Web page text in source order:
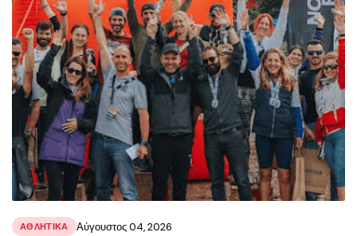
ΑΘΛΗΤΙΚΑ Αύγουστος 04, 2026